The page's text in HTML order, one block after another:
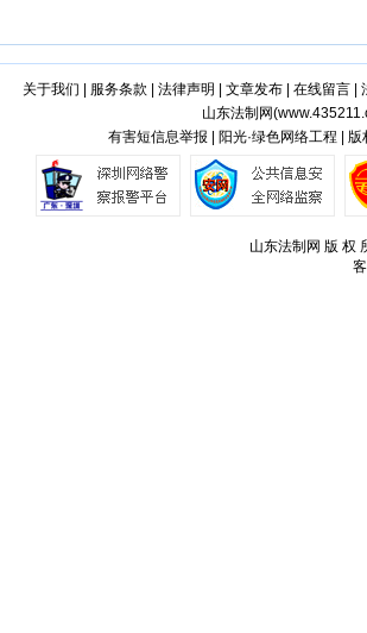
关于我们 服务条款 法律声明 文章发布| 在线留言|
山东法制网(
有害短信息举报 | 阳光·绿色网络工程 |
山东法制网 版 权